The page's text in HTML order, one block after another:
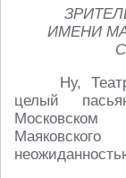
ИМЕНИ
Ну,
целый
Московском